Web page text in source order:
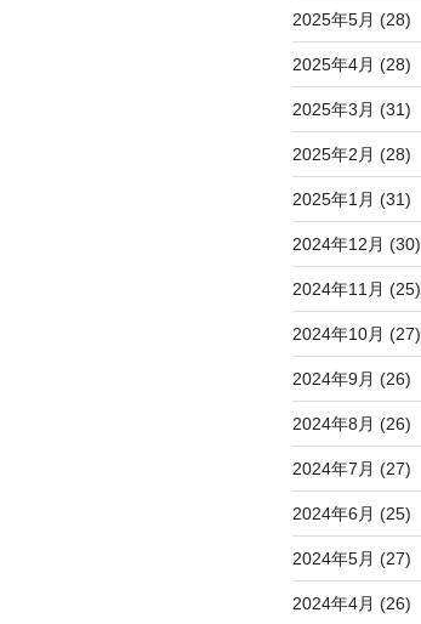
2025年5月 (28)
2025年4月 (28)
2025年3月 (31)
2025年2月 (28)
2025年1月 (31)
2024年12月 (30)
2024年11月 (25)
2024年10月 (27)
2024年9月 (26)
2024年8月 (26)
2024年7月 (27)
2024年6月 (25)
2024年5月 (27)
2024年4月 (26)